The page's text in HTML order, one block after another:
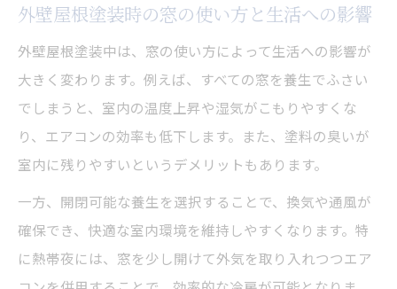
外壁屋根塗装中の生活ストレスを減らす準
備法
塗装期間のトラブル回避と快適生活のポイ
ント
養生期間中に心地よく過ごす方法と工夫例
外壁屋根塗装時に役立つストレス軽減テク
ニック
塗装工事による疲れを和らげる生活習慣の
工夫
外壁屋根塗装時の窓の使い方と生活への影響
外壁屋根塗装中は、窓の使い方によって生活への影響が
大きく変わります。例えば、すべての窓を養生でふさい
でしまうと、室内の温度上昇や湿気がこもりやすくな
り、エアコンの効率も低下します。また、塗料の臭いが
室内に残りやすいというデメリットもあります。
一方、開閉可能な養生を選択することで、換気や通風が
確保でき、快適な室内環境を維持しやすくなります。特
に熱帯夜には、窓を少し開けて外気を取り入れつつエア